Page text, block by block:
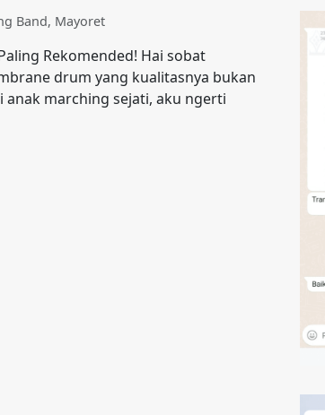
Band, Mayoret
Rekomended! Hai sobat
drum yang kualitasnya bukan
anak marching sejati, aku ngerti